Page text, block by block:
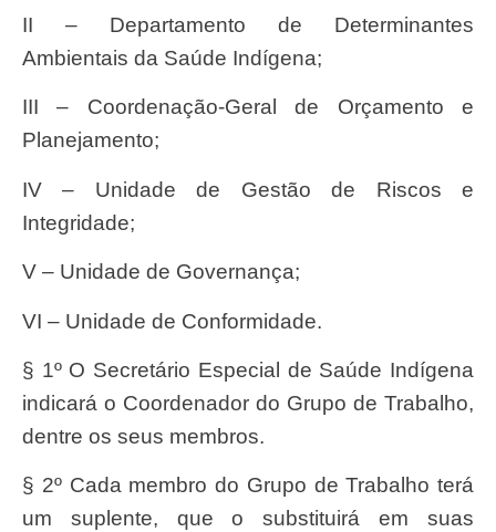
II – Departamento de Determinantes
Ambientais da Saúde Indígena;
III – Coordenação-Geral de Orçamento e
Planejamento;
IV – Unidade de Gestão de Riscos e
Integridade;
V – Unidade de Governança;
VI – Unidade de Conformidade.
§ 1º O Secretário Especial de Saúde Indígena
indicará o Coordenador do Grupo de Trabalho,
dentre os seus membros.
§ 2º Cada membro do Grupo de Trabalho terá
um suplente, que o substituirá em suas